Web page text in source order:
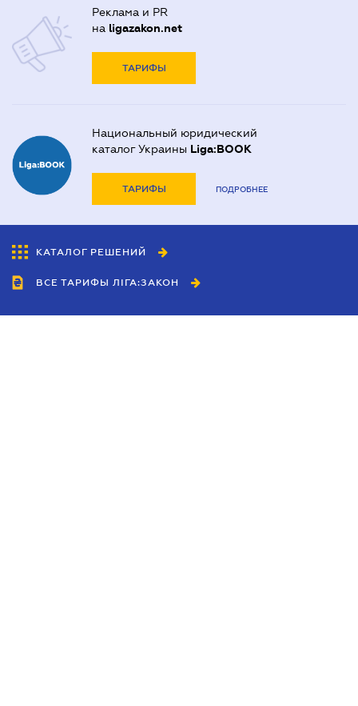
Реклама и PR
на ligazakon.net
ТАРИФЫ
Национальный юридический
каталог Украины Liga:BOOK
ТАРИФЫ ПОДРОБНЕЕ
КАТАЛОГ РЕШЕНИЙ
ВСЕ ТАРИФЫ ЛІГА:ЗАКОН